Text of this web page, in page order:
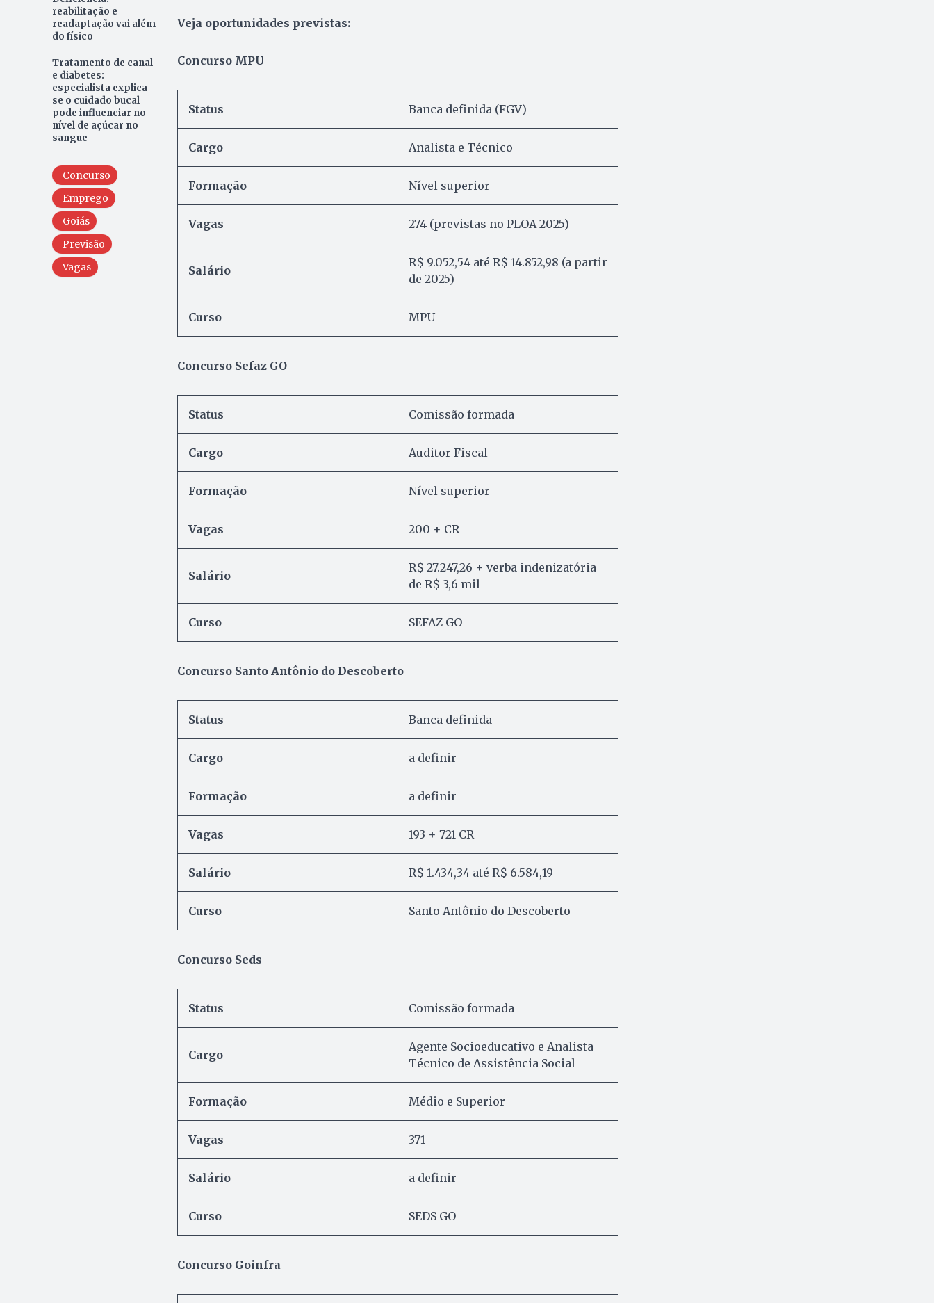
reabilitação e
readaptação vai além
do físico
Tratamento de canal
e diabetes:
especialista explica
se o cuidado bucal
pode influenciar no
nível de açúcar no
sangue
Concurso
Emprego
Goiás
Previsão
Vagas
Veja oportunidades previstas:
Concurso MPU
Status Banca definida (FGV)
Cargo Analista e Técnico
Formação Nível superior
Vagas 274 (previstas no PLOA 2025)
Salário
R$ 9.052,54 até R$ 14.852,98 (a partir
de 2025)
Curso MPU
Concurso Sefaz GO
Status Comissão formada
Cargo Auditor Fiscal
Formação Nível superior
Vagas 200 + CR
Salário
R$ 27.247,26 + verba indenizatória
de R$ 3,6 mil
Curso SEFAZ GO
Concurso Santo Antônio do Descoberto
Status Banca definida
Cargo a definir
Formação a definir
Vagas 193 + 721 CR
Salário R$ 1.434,34 até R$ 6.584,19
Curso Santo Antônio do Descoberto
Concurso Seds
Status Comissão formada
Cargo
Agente Socioeducativo e Analista
Técnico de Assistência Social
Formação Médio e Superior
Vagas 371
Salário a definir
Curso SEDS GO
Concurso Goinfra